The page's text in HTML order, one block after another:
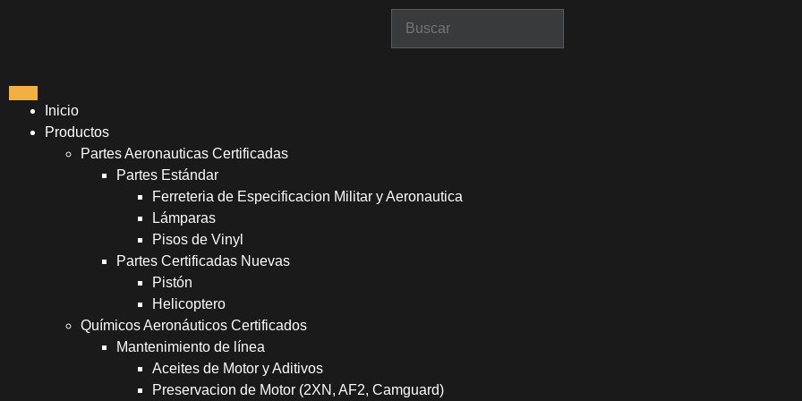
Inicio
Productos
Partes Aeronauticas Certificadas
Partes Estándar
Ferreteria de Especificacion Militar y Aeronautica
Lámparas
Pisos de Vinyl
Partes Certificadas Nuevas
Pistón
Helicoptero
Químicos Aeronáuticos Certificados
Mantenimiento de línea
Aceites de Motor y Aditivos
Preservacion de Motor (2XN, AF2, Camguard)